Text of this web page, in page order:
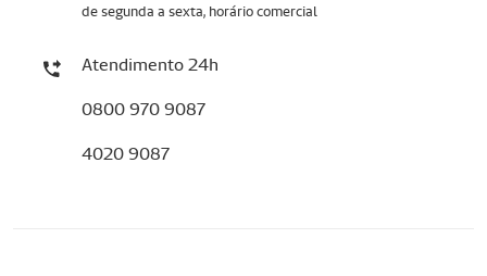
de segunda a sexta, horário comercial
Atendimento 24h
0800 970 9087
4020 9087